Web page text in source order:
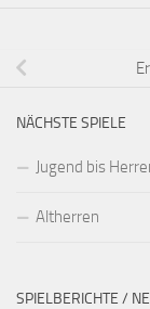
NÄCHSTE SPIELE
Jugend bis
Altherren
SPIELBERICHTE /